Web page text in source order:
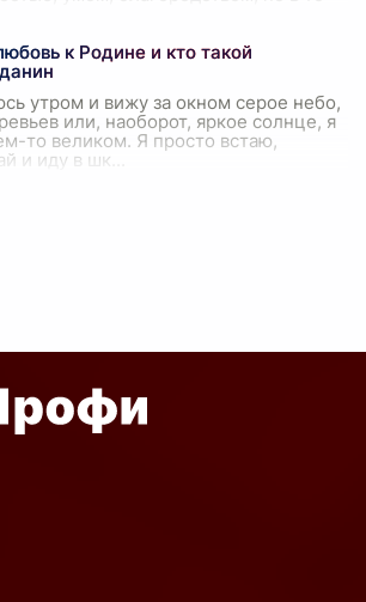
к Родине и кто такой
утром и вижу за окном серое небо,
или, наоборот, яркое солнце, я
то великом. Я просто встаю,
и иду в шк